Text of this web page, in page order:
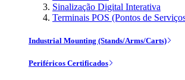
Sinalização Digital Interativa
Terminais POS (Pontos de
Industrial Mounting (Stands/Arms/Carts)
Periféricos Certificados